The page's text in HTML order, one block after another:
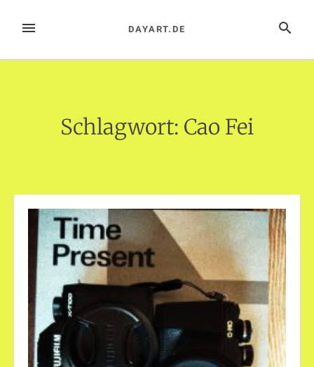
InhaltMENÜ SUCHE
DAYART.DE
Schlagwort: Cao Fei